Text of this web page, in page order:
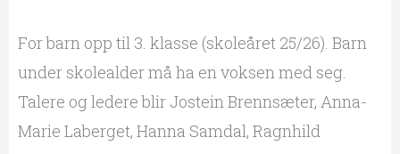
For barn opp til 3. klasse (skoleåret 25/26). Barn
under skolealder må ha en voksen med seg.
Talere og ledere blir Jostein Brennsæter, Anna-
Marie Laberget, Hanna Samdal, Ragnhild